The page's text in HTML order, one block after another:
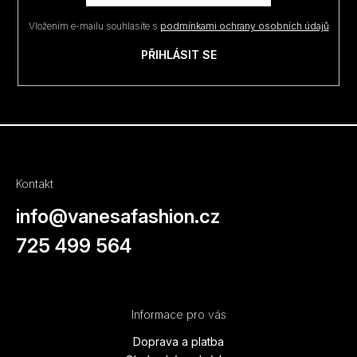
Vložením e-mailu souhlasíte s podmínkami ochrany osobních údajů
PŘIHLÁSIT SE
Kontakt
info@vanesafashion.cz
725 499 564
Informace pro vás
Doprava a platba